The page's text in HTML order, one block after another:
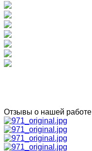
Отзывы о нашей работе